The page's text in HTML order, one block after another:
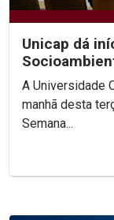
Unicap dá
climáticas e
A Universidade
manhã desta
Semana...